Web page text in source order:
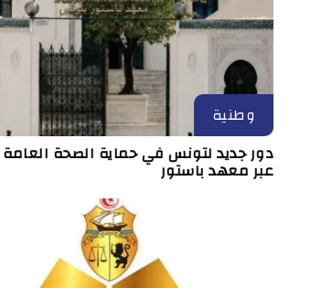
وطنية
دور جديد لتونس في حماية الصحة العامة
عبر معهد باستور